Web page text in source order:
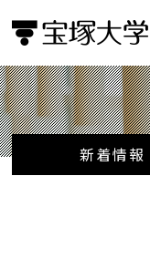
新着情報